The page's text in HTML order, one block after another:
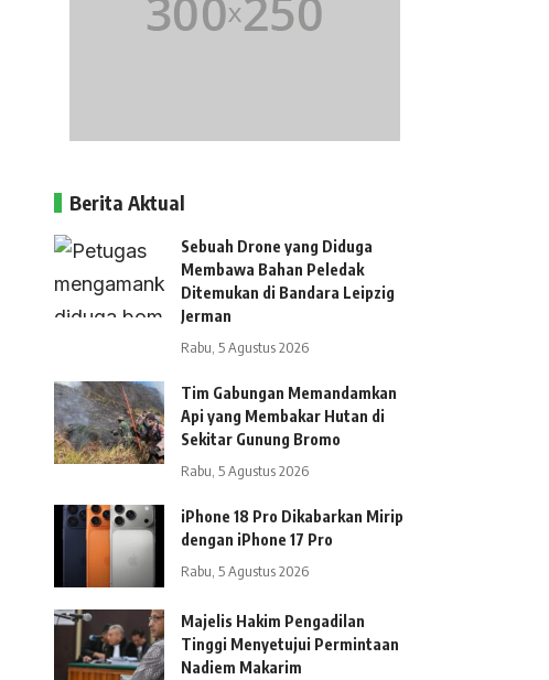
Berita Aktual
Sebuah Drone yang Diduga
Membawa Bahan Peledak
Ditemukan di Bandara Leipzig
Jerman
Rabu, 5 Agustus 2026
Tim Gabungan Memandamkan
Api yang Membakar Hutan di
Sekitar Gunung Bromo
Rabu, 5 Agustus 2026
iPhone 18 Pro Dikabarkan Mirip
dengan iPhone 17 Pro
Rabu, 5 Agustus 2026
Majelis Hakim Pengadilan
Tinggi Menyetujui Permintaan
Nadiem Makarim